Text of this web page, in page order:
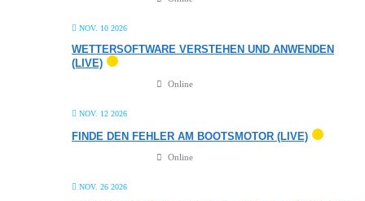
NOV. 10 2026
WETTERSOFTWARE VERSTEHEN UND ANWENDEN
(LIVE)
Online
NOV. 12 2026
FINDE DEN FEHLER AM BOOTSMOTOR (LIVE)
Online
NOV. 26 2026